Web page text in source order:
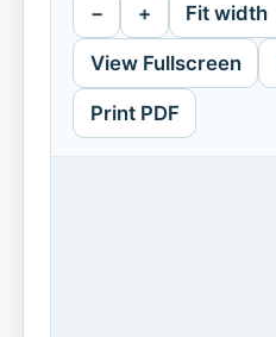
− + Fit width
View Fullscreen
Print PDF